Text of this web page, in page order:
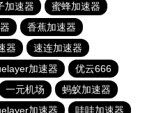
加速器
蜜蜂加速器
香蕉加速器
器
速连加速器
加速器
优云666
一元机场
蚂蚁加速器
加速器 哇哇加速器